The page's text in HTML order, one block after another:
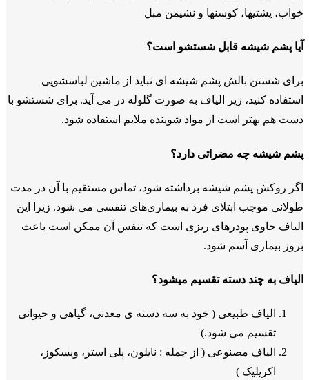
خواب، پشتیها، کوسنها و نشیمن مبل
آیا پشم شیشه قابل شستشو است؟
برای شستن بالش پشم شیشه ای نباید از ماشین لباسشویی
استفاده کنید، زیر الیاف به صورت گلوله در می آید. برای شستشو با
دست هم بهتر است از مواد شوینده ملایم استفاده شود.
پشم شیشه چه مضراتی دارد؟
اگر روکش پشم شیشه برداشته شود، تماس مستقیم با آن در مدت
طولانی موجب ابتلای فرد به بیماری‌های تنفسی می شود. زیرا این
الیاف حاوی پودرهای ریزی است که تنفس آن ممکن است باعث
بروز بیماری آسم شود.
الیاف به چند دسته تقسیم میشود؟
الیاف طبیعی ( خود به سه دسته ی معدنی، گیاهی و حیوانی
تقسیم می شود.)
الیاف مصنوعی ( از جمله : نایلون، پلی استر، ویسکوز،
اکریلیک )